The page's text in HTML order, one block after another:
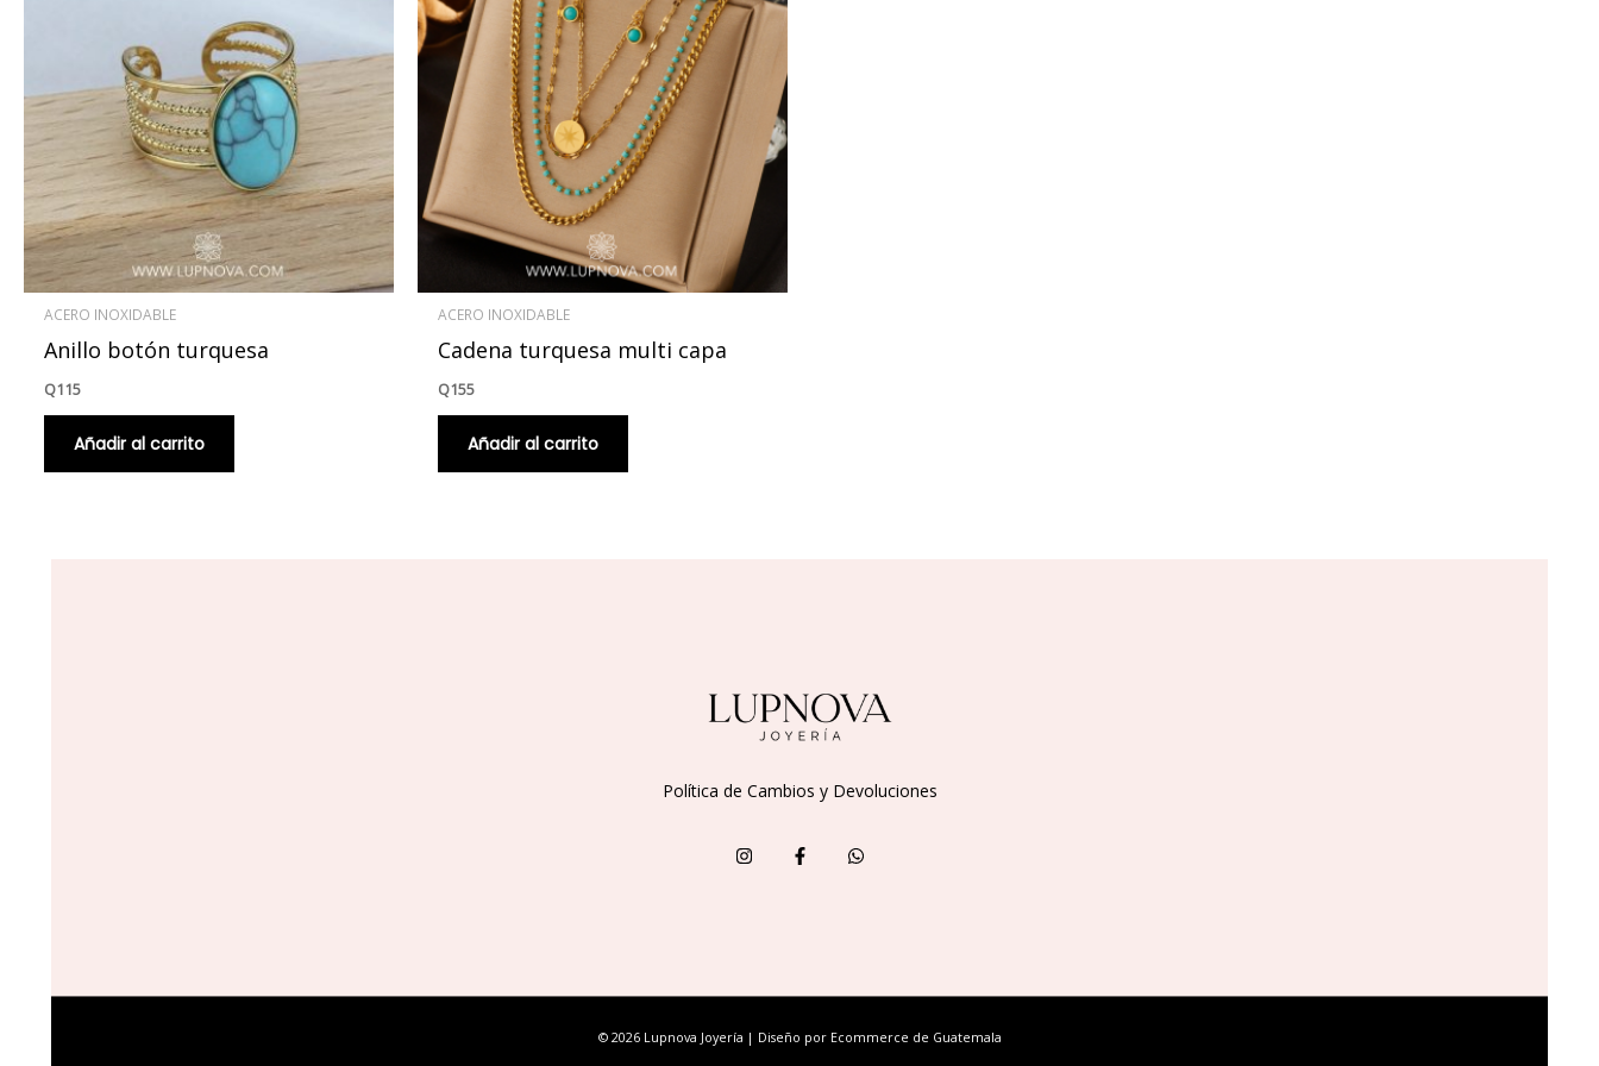
ACERO INOXIDABLE
Anillo botón turquesa
Q115
Añadir al carrito
ACERO INOXIDABLE
Cadena turquesa multi capa
Q155
Añadir al carrito
Política de Cambios y Devoluciones
© 2026 Lupnova Joyería | Diseño por Ecommerce de Guatemala